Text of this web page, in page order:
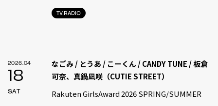
TV.RADIO
2026.04
18
SAT
なごみ / とうあ / こーくん / CANDY TUNE / 板倉
可奈、真鍋凪咲（CUTIE STREET）
Rakuten GirlsAward 2026 SPRING/SUMMER